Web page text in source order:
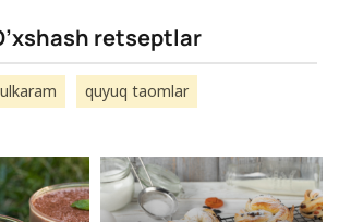
retseptlar
quyuq taomlar